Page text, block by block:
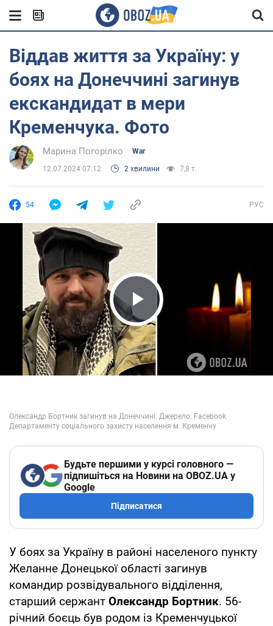
Віддав життя за Україну: у
боях на Донеччині загинув
екскандидат в мери
Кременчука. Фото
Марина Погорілко War
12.07.2024 07:12 2 хвилини 7,8 т.
54 РУС
Play Video
Будьте першими у курсі головного —
підпишіться на Новини на OBOZ.UA у
Google
Підписатися
У боях за Україну в районі населеного пункту
Желанне Донецької області загинув
командир розвідувального відділення,
старший сержант Олександр Бортник. 56-
річний боєць був родом із Кременчуцької